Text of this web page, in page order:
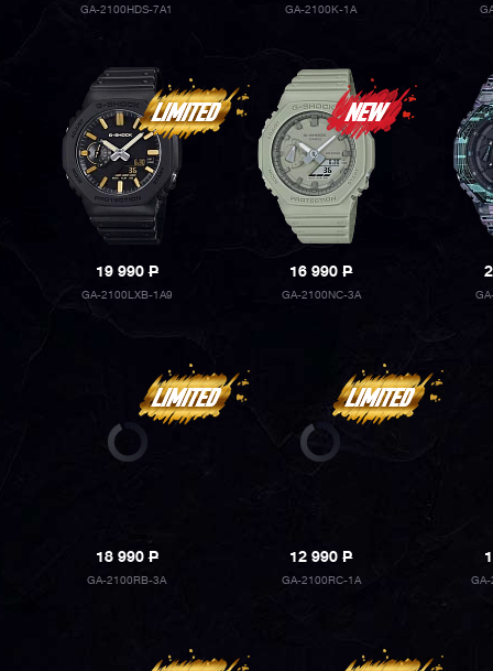
GA-2100HDS-7A1 GA-2100K-1A
19 990P
GA-2100LXB-1A9
16 990P
GA-2100NC-3A
18 990P
GA-2100RB-3A
12 990P
GA-2100RC-1A